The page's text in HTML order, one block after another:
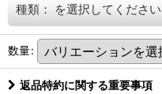
種類： を選択してください
数量:
返品特約に関する重要事項